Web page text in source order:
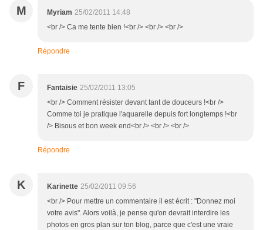
M Myriam 25/02/2011 14:48
<br /> Ca me tente bien !<br /> <br /> <br />
Répondre
F Fantaisie 25/02/2011 13:05
<br /> Comment résister devant tant de douceurs !<br />
Comme toi je pratique l'aquarelle depuis fort longtemps !<br
/> Bisous et bon week end<br /> <br /> <br />
Répondre
K Karinette 25/02/2011 09:56
<br /> Pour mettre un commentaire il est écrit : "Donnez moi
votre avis". Alors voilà, je pense qu'on devrait interdire les
photos en gros plan sur ton blog, parce que c'est une vraie